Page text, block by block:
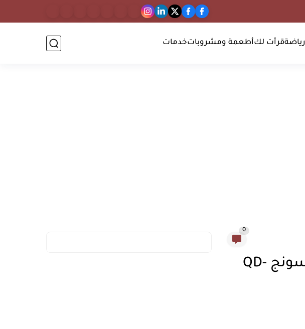
رياضةقرأت لكأطعمة ومشروباتخدمات
0
ما هي الامكانيات الحقيقية لشاشة الجيل الرابع سامسونج QD-